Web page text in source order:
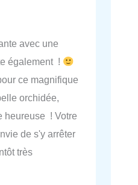
avec une
également !
ce magnifique
orchidée,
heureuse ! Votre
de s'y arrêter
très